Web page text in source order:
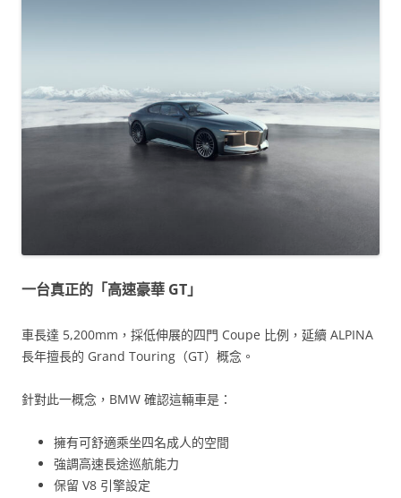
一台真正的「高速豪華 GT」
車長達 5,200mm，採低伸展的四門 Coupe 比例，延續 ALPINA
長年擅長的 Grand Touring（GT）概念。
針對此一概念，BMW 確認這輛車是：
擁有可舒適乘坐四名成人的空間
強調高速長途巡航能力
保留 V8 引擎設定